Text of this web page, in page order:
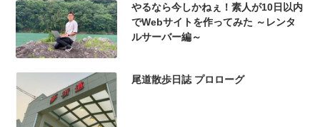
やるなら今しかねぇ！素人が10日以内
でWebサイトを作ってみた ～レンタ
ルサーバー編～
尾道散歩日誌 プロローグ